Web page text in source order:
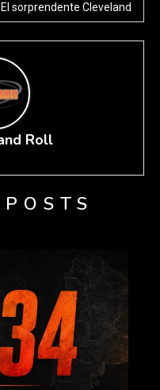
El sorprendente Cleveland
Roll